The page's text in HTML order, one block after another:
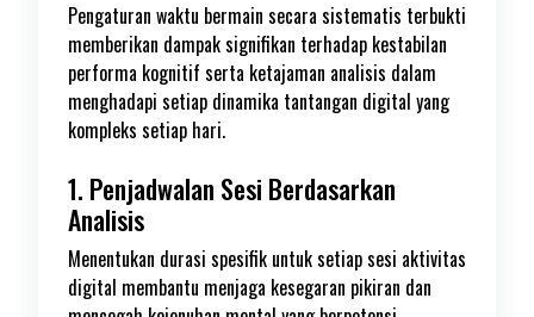
Pengaturan waktu bermain secara sistematis terbukti
memberikan dampak signifikan terhadap kestabilan
performa kognitif serta ketajaman analisis dalam
menghadapi setiap dinamika tantangan digital yang
kompleks setiap hari.
1. Penjadwalan Sesi Berdasarkan
Analisis
Menentukan durasi spesifik untuk setiap sesi aktivitas
digital membantu menjaga kesegaran pikiran dan